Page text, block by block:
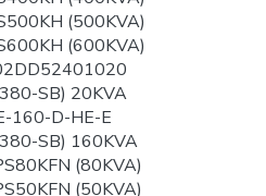
(500KVA)
(600KVA)
SB) 20KVA
160-D-HE-E
SB) 160KVA
(80KVA)
(50KVA)